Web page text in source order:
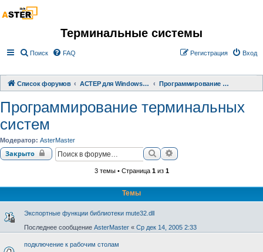
Терминальные системы
Поиск FAQ Вход
Регистрация
Список форумов АСТЕР для Windows 2000/XP/ 7/ 8/ 10 Программирование терминальных систем
Программирование терминальных
систем
Модератор: AsterMaster
Закрыто ПоискРасширенный поиск
3 темы • Страница 1из 1
Темы
Экспортные функции библиотеки mute32.dll
Последнее сообщение AsterMaster « Ср дек 14, 2005 2:33
подключение к рабочим столам